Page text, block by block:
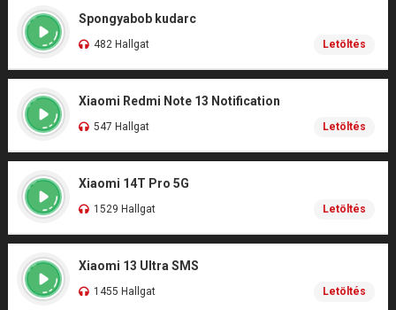
Spongyabob kudarc
482 Hallgat Letöltés
Xiaomi Redmi Note 13 Notification
547 Hallgat Letöltés
Xiaomi 14T Pro 5G
1529 Hallgat Letöltés
Xiaomi 13 Ultra SMS
1455 Hallgat Letöltés